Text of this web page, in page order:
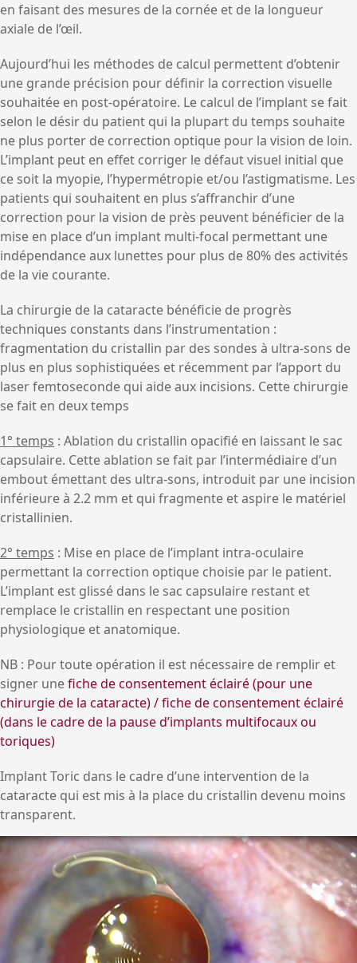
en faisant des mesures de la cornée et de la longueur
axiale de l’œil.
Aujourd’hui les méthodes de calcul permettent d’obtenir
une grande précision pour définir la correction visuelle
souhaitée en post-opératoire. Le calcul de l’implant se fait
selon le désir du patient qui la plupart du temps souhaite
ne plus porter de correction optique pour la vision de loin.
L’implant peut en effet corriger le défaut visuel initial que
ce soit la myopie, l’hypermétropie et/ou l’astigmatisme. Les
patients qui souhaitent en plus s’affranchir d’une
correction pour la vision de près peuvent bénéficier de la
mise en place d’un implant multi-focal permettant une
indépendance aux lunettes pour plus de 80% des activités
de la vie courante.
La chirurgie de la cataracte bénéficie de progrès
techniques constants dans l’instrumentation :
fragmentation du cristallin par des sondes à ultra-sons de
plus en plus sophistiquées et récemment par l’apport du
laser femtoseconde qui aide aux incisions. Cette chirurgie
se fait en deux temps
1° temps : Ablation du cristallin opacifié en laissant le sac
capsulaire. Cette ablation se fait par l’intermédiaire d’un
embout émettant des ultra-sons, introduit par une incision
inférieure à 2.2 mm et qui fragmente et aspire le matériel
cristallinien.
2° temps : Mise en place de l’implant intra-oculaire
permettant la correction optique choisie par le patient.
L’implant est glissé dans le sac capsulaire restant et
remplace le cristallin en respectant une position
physiologique et anatomique.
NB : Pour toute opération il est nécessaire de remplir et
signer unefiche de consentement éclairé (pour une
chirurgie de la cataracte) / fiche de consentement éclairé
(dans le cadre de la pause d’implants multifocaux ou
toriques)
Implant Toric dans le cadre d’une intervention de la
cataracte qui est mis à la place du cristallin devenu moins
transparent.